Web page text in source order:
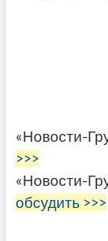
«Новости-
>>>
«Новости-
обсудить >>>